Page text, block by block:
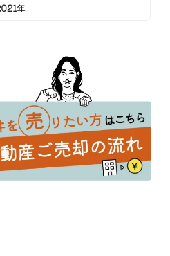
要なステップと注意点
一戸建て・マンションの売却を
成功させるために
年